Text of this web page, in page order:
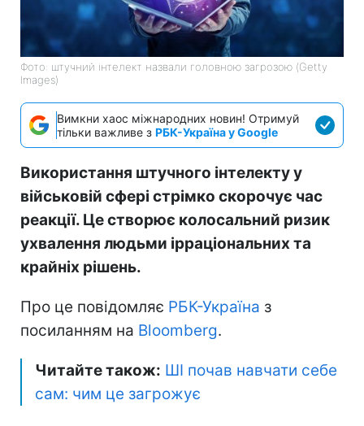
Фото: штучний інтелект назвали головною загрозою (Getty
Images)
Вимкни хаос міжнародних новин! Отримуй
тільки важливе з РБК-Україна у Google
Використання штучного інтелекту у
військовій сфері стрімко скорочує час
реакції. Це створює колосальний ризик
ухвалення людьми ірраціональних та
крайніх рішень.
Про це повідомляє РБК-Україна з
посиланням на Bloomberg.
Читайте також: ШІ почав навчати себе
сам: чим це загрожує